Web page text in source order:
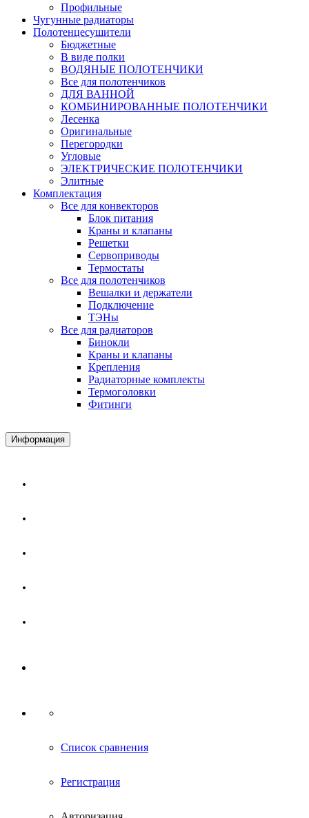
Профильные
Чугунные радиаторы
Полотенцесушители
Бюджетные
В виде полки
ВОДЯНЫЕ ПОЛОТЕНЧИКИ
Все для полотенчиков
ДЛЯ ВАННОЙ
КОМБИНИРОВАННЫЕ ПОЛОТЕНЧИКИ
Лесенка
Оригинальные
Перегородки
Угловые
ЭЛЕКТРИЧЕСКИЕ ПОЛОТЕНЧИКИ
Элитные
Комплектация
Все для конвекторов
Блок питания
Краны и клапаны
Решетки
Сервоприводы
Термостаты
Все для полотенчиков
Вешалки и держатели
Подключение
ТЭНы
Все для радиаторов
Бинокли
Краны и клапаны
Крепления
Радиаторные комплекты
Термоголовки
Фитинги
Информация
Список сравнения
Регистрация